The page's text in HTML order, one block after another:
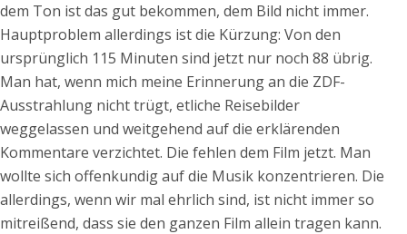
dem Ton ist das gut bekommen, dem Bild nicht immer.
Hauptproblem allerdings ist die Kürzung: Von den
ursprünglich 115 Minuten sind jetzt nur noch 88 übrig.
Man hat, wenn mich meine Erinnerung an die ZDF-
Ausstrahlung nicht trügt, etliche Reisebilder
weggelassen und weitgehend auf die erklärenden
Kommentare verzichtet. Die fehlen dem Film jetzt. Man
wollte sich offenkundig auf die Musik konzentrieren. Die
allerdings, wenn wir mal ehrlich sind, ist nicht immer so
mitreißend, dass sie den ganzen Film allein tragen kann.